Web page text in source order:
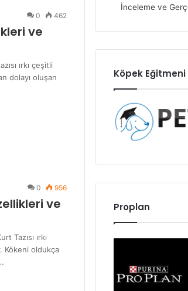
0 462
ve
ırkı çeşitli
dolayı oluşan
0 956
ve
Tazısı ırkı
Kökeni oldukça
İnceleme ve
Köpek Eğitmeni
Proplan